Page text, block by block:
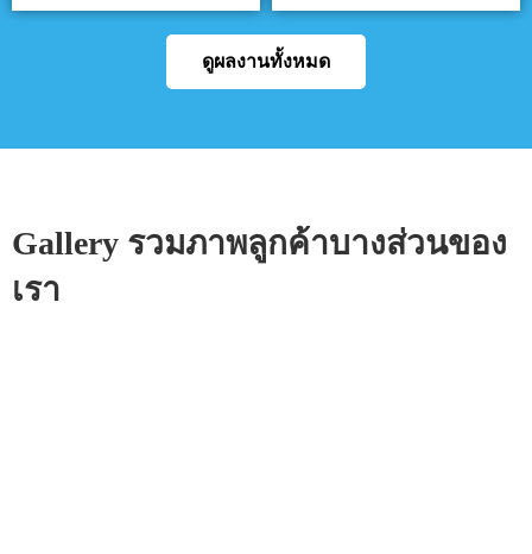
ดูผลงานทั้งหมด
Gallery รวมภาพลูกค้าบางส่วนของ
เรา